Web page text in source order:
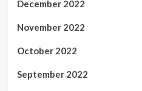
December 2022
November 2022
October 2022
September 2022